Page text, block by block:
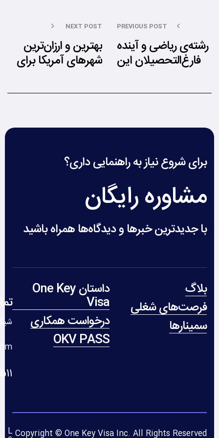
PREVIOUS POST
رشته‌ی ریاضی و آینده
فارغ‌التحصیلان این
NEXT POST
بهترین و ارزان‌ترین
شهرهای آمریکا برای
برای شروع نیاز به راهنمایی داری؟
مشاوره رایگان
با جدیدترین خبرها و دیدگاه‌ها همراه باشید
بلاگ
فرصت‌های شغلی
سمینارها
داستان One Key
Visa
درخواست همکاری
OKV PASS
312 1+
Copyright © One Key Visa Inc. All Rights Reserved
L